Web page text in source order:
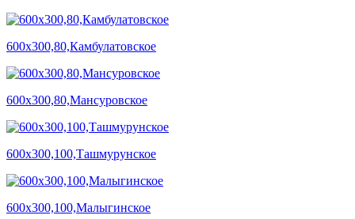
600х300,80,Камбулатовское
600х300,80,Мансуровское
600х300,100,Ташмурунское
600х300,100,Малыгинское